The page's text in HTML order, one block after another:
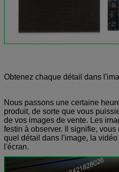
Obtenez chaque détail dans
Nous passons une certaine
produit, de sorte que vous
de vos images de vente. Les
festin à observer. Il signifie,
quel détail dans l'image, la
l'écran.